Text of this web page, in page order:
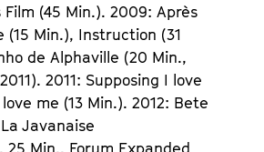
(45 Min.). 2009: Après
Min.), Instruction (31
de Alphaville (20 Min.,
2011: Supposing I love
me (13 Min.). 2012: Bete
Javanaise
Min., Forum Expanded